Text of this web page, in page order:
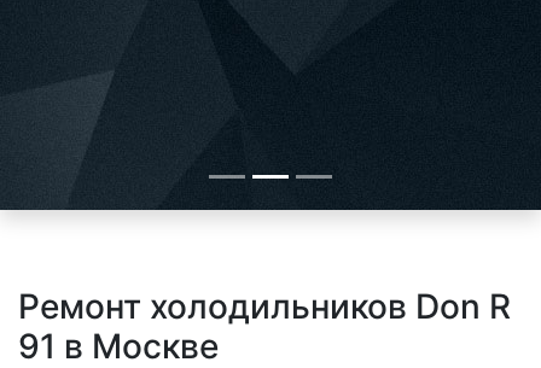
Ремонт холодильников Don R
91 в Москве